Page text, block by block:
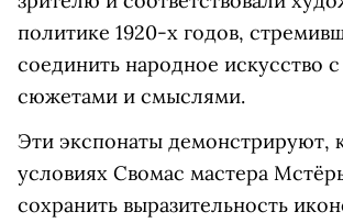
политике 1920-х годов,
соединить народное искусство
сюжетами и смыслями.
Эти экспонаты демонстрируют,
условиях Свомас мастера
сохранить выразительность